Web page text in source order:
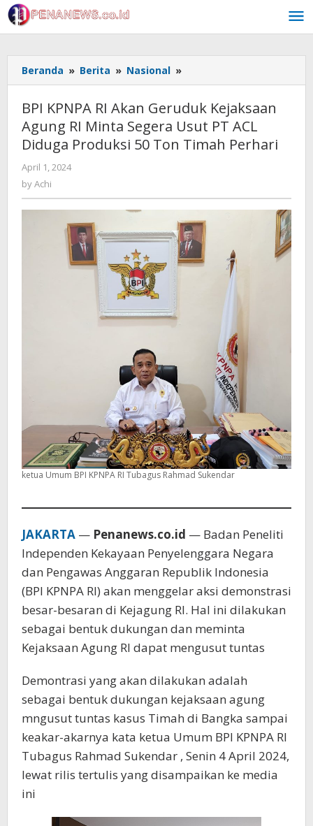
Skip
to
content
Beranda » Berita » Nasional »
KPNPA
Akan
Geruduk
Kejaksaan
Segera
PT
ACL
Diduga
BPI KPNPA RI Akan Geruduk Kejaksaan
Agung RI Minta Segera Usut PT ACL
Diduga Produksi 50 Ton Timah Perhari
April 1, 2024
byAchi
ketua Umum BPI KPNPA RI Tubagus Rahmad Sukendar
JAKARTA — Penanews.co.id — Badan Peneliti
Independen Kekayaan Penyelenggara Negara
dan Pengawas Anggaran Republik Indonesia
(BPI KPNPA RI) akan menggelar aksi demonstrasi
besar-besaran di Kejagung RI. Hal ini dilakukan
sebagai bentuk dukungan dan meminta
Kejaksaan Agung RI dapat mengusut tuntas
Demontrasi yang akan dilakukan adalah
sebagai bentuk dukungan kejaksaan agung
mngusut tuntas kasus Timah di Bangka sampai
keakar-akarnya kata ketua Umum BPI KPNPA RI
Tubagus Rahmad Sukendar , Senin 4 April 2024,
lewat rilis tertulis yang disampaikan ke media
ini